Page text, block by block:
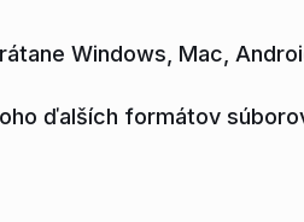
Windows, Mac,
ďalších formátov